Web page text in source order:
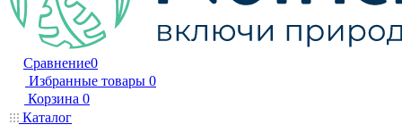
Сравнение0
Избранные товары 0
Корзина 0
Каталог